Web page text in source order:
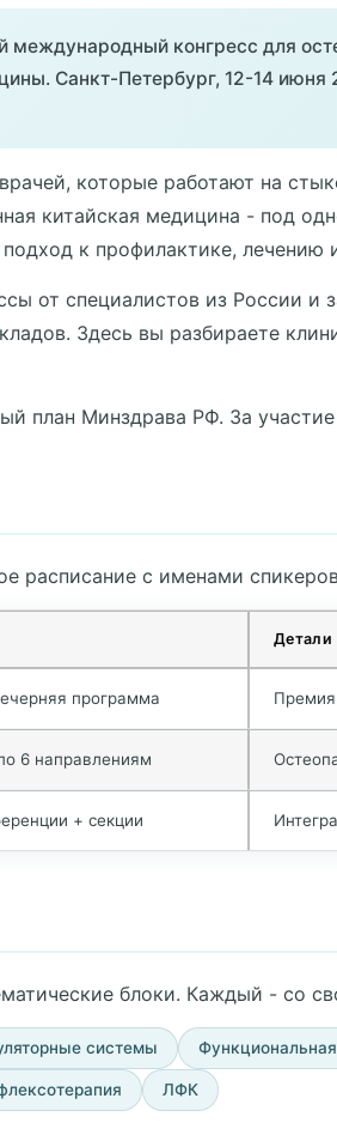
конгресс для
Санкт-Петербург, 12-14
которые работают на
китайская медицина - под
к профилактике, лечению
от специалистов из России
Здесь вы разбираете
план Минздрава РФ. За
расписание с именами
Детали
программа Премия
6 направлениям
+ секции
блоки. Каждый - со
системы
ЛФК